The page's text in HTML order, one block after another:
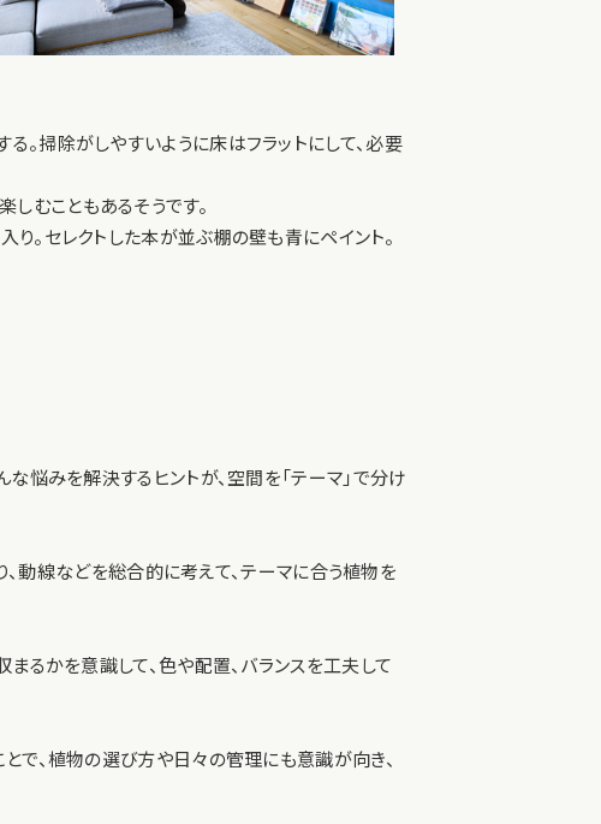
。掃除がしやすいように床はフラットにして、必要
むこともあるそうです。
。セレクトした本が並ぶ棚の壁も青にペイント。
悩みを解決するヒントが、空間を「テーマ」で分け
り、動線などを総合的に考えて、テーマに合う植物を
まるかを意識して、色や配置、バランスを工夫して
で、植物の選び方や日々の管理にも意識が向き、